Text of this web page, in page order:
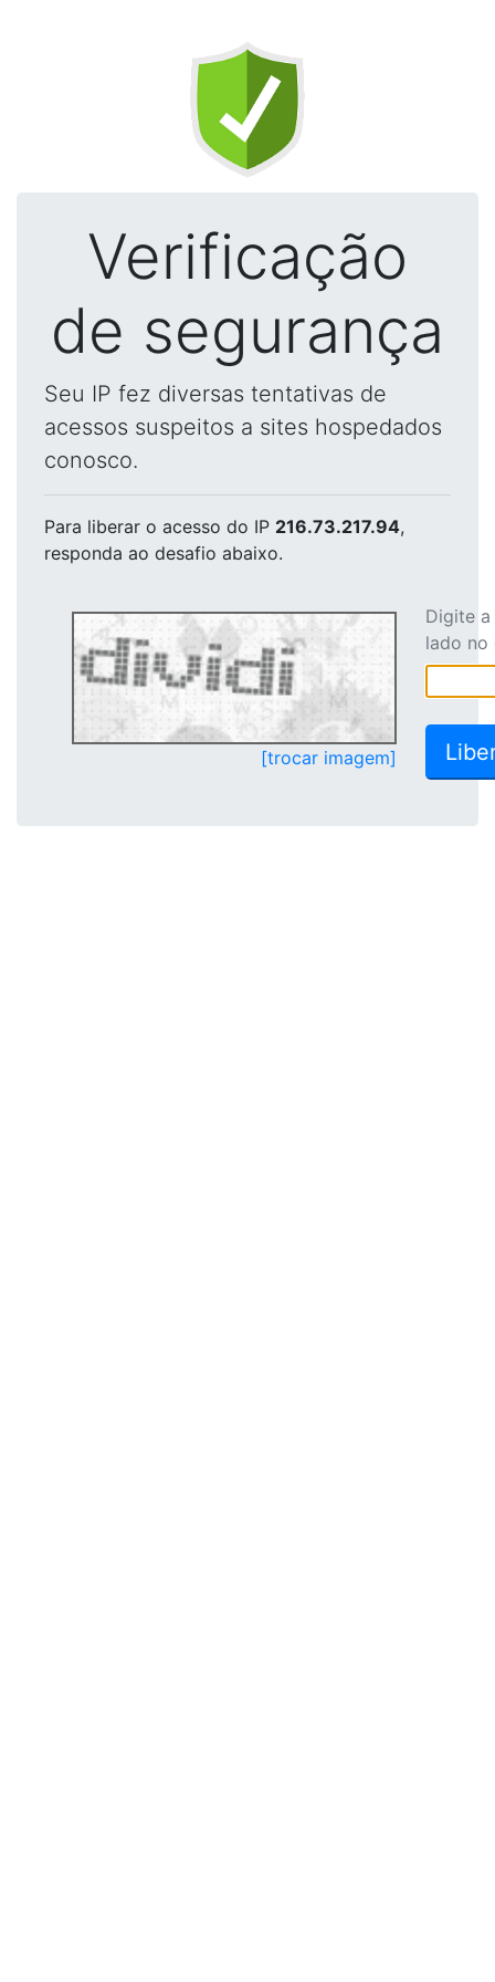
Verificação
de segurança
Seu IP fez diversas tentativas de
acessos suspeitos a sites hospedados
conosco.
Para liberar o acesso do IP 216.73.217.94,
responda ao desafio abaixo.
[trocar imagem]
Digite
lado no